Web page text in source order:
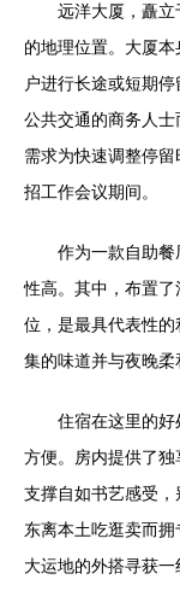
远洋大厦，矗
的地理位置。大厦
户进行长途或短期
公共交通的商务人
需求为快速调整停
招工作会议期间。
作为一款自助
性高。其中，布置
位，是最具代表性
集的味道并与夜晚柔
住宿在这里的
方便。房内提供了
支撑自如书艺感受
东离本土吃逛卖而
大运地的外搭寻获